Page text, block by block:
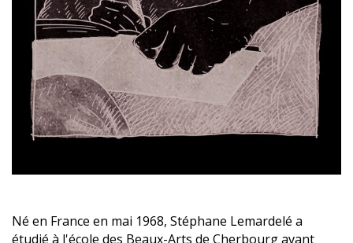
Né en France en mai 1968, Stéphane Lemardelé a
étudié à l'école des Beaux-Arts de Cherbourg avant